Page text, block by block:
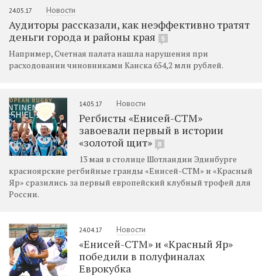
24.05.17 Новости
Аудиторы рассказали, как неэффективно тратят
деньги города и районы края
5
Например, Счетная палата нашла нарушения при
расходовании чиновниками Канска 654,2 млн рублей.
14.05.17 Новости
Регбисты «Енисей-СТМ»
завоевали первый в истории
«золотой щит»
8
13 мая в столице Шотландии Эдинбурге
красноярские регбийные гранды «Енисей-СТМ» и «Красный
Яр» сразились за первый европейский клубный трофей для
России.
24.04.17 Новости
«Енисей-СТМ» и «Красный Яр»
победили в полуфиналах
Еврокубка